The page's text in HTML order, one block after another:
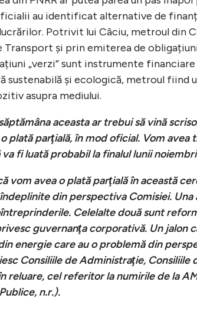
au identificat alternative de
Potrivit lui Câciu, metroul din
Transport și prin emiterea de
„verzi” sunt instrumente
sustenabilă și ecologică, metroul fiind
asupra mediului.
aceasta ar trebui să vină
plată parţială, în mod oficial. Vom avea
fi luată probabil la finalul lunii
vom avea o plată parţială în această
din perspectiva Comisiei.
Celelalte două sunt
guvernanţa corporativă. Un jalon
energie care au o problemă din
Consiliile de Administraţie, Consiliile
reluare, cel referitor la numirile de la
n.r.).